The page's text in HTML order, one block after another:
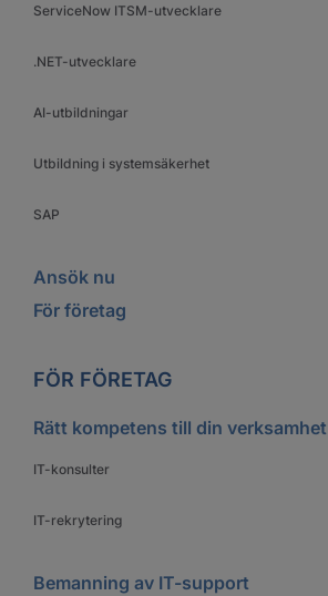
ServiceNow ITSM-utvecklare
.NET-utvecklare
AI-utbildningar
Utbildning i systemsäkerhet
SAP
Ansök nu
För företag
FÖR FÖRETAG
Rätt kompetens till din verksamhet
IT-konsulter
IT-rekrytering
Bemanning av IT-support